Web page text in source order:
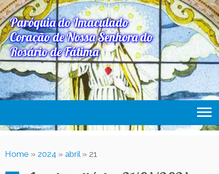
Paróquia do Imaculado
Coração de Nossa Senhora do
Rosário de Fátima
Paróquia
Home » 2024 » abril » 21